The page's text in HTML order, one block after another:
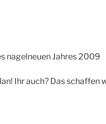
nagelneuen Jahres 2009
Ihr auch? Das schaffen